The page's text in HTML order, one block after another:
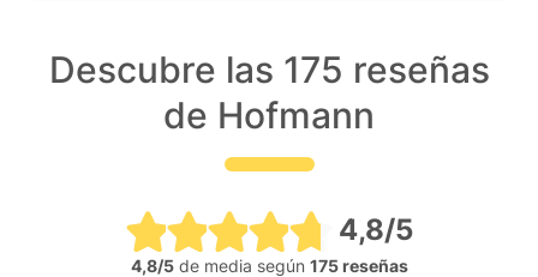
Descubre las 175 reseñas
de Hofmann
4,8/5
4,8/5de media según 175 reseñas